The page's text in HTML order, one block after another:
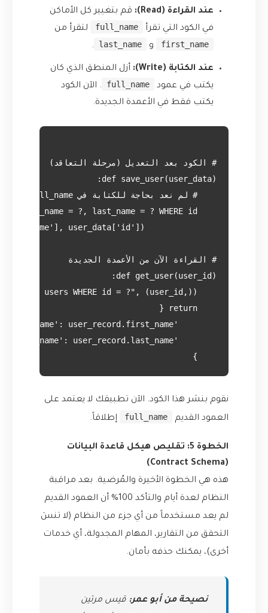
عند القراءة (Read):
قم بتغيير كل الأماكن
في الكود التي تقرأ
full_name
لتقرأ من
first_name
و last_name
.
عند الكتابة (Write):
أزل المنطق الذي كان
يكتب في عمود
full_name
. الآن الكود
يكتب فقط في الأعمدة الجديدة.
    }
نقوم بنشر هذا الكود. الآن تطبيقك لا يعتمد على
العمود القديم
full_name إطلاقاً.
الخطوة 5: تقليص هيكل قاعدة البيانات
(Contract Schema)
هذه هي الخطوة الأخيرة والمُرضية. بعد مراقبة
النظام لعدة أيام والتأكد 100% أن العمود القديم
لم يعد مستخدماً من أي جزء من النظام (لا تنسَ
التحقق من التقارير، المهام المجدولة، أي خدمات
أخرى)، يمكنك حذفه بأمان.
نصيحة من أبو عمر: قيس مرتين